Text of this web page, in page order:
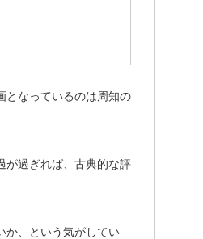
となっているのは周知の
が過ぎれば、古典的な評
か、という気がしてい